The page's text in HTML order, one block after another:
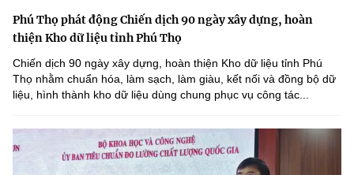
Phú Thọ phát động Chiến dịch 90 ngày xây dựng, hoàn
thiện Kho dữ liệu tỉnh Phú Thọ
Chiến dịch 90 ngày xây dựng, hoàn thiện Kho dữ liệu tỉnh Phú
Thọ nhằm chuẩn hóa, làm sạch, làm giàu, kết nối và đồng bộ dữ
liệu, hình thành kho dữ liệu dùng chung phục vụ công tác...